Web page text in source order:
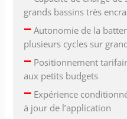
grands bassins très
– Autonomie de la
plusieurs cycles sur
– Positionnement
aux petits budgets
– Expérience
à jour de l’application